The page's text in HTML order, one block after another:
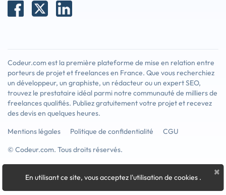
Codeur.com est la première plateforme de mise en relation entre
porteurs de projet et freelances en France. Que vous recherchiez
un développeur, un graphiste, un rédacteur ou un expert SEO,
trouvez le prestataire idéal parmi notre communauté de milliers de
freelances qualifiés. Publiez gratuitement votre projet et recevez
des devis en quelques heures.
Mentions légales
Politique de confidentialité
CGU
© Codeur.com. Tous droits réservés.
×
En utilisant ce site, vous acceptez l'utilisation de cookies .